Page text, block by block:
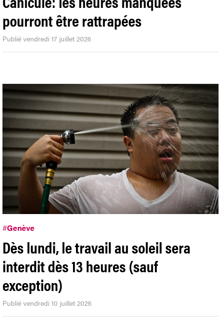
pourront être rattrapées
Publié vendredi 17 juillet 2026
#Genève
Dès lundi, le travail au soleil sera
interdit dès 13 heures (sauf
exception)
Publié vendredi 10 juillet 2026